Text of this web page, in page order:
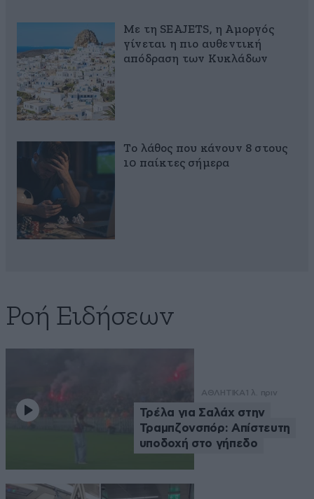
Με τη SEAJETS, η Αμοργός
γίνεται η πιο αυθεντική
απόδραση των Κυκλάδων
Το λάθος που κάνουν 8 στους
10 παίκτες σήμερα
Ροή Ειδήσεων
ΑΘΛΗΤΙΚΑ 1 λ. πριν
Τρέλα για Σαλάχ στην
Τραμπζονσπόρ: Απίστευτη
υποδοχή στο γήπεδο